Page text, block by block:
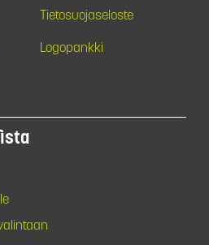
Tietosuojaseloste
Logopankki